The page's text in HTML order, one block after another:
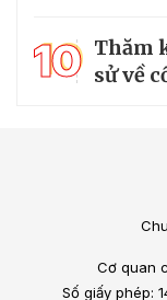
10 Thăm
sử về
Cơ quan
Số giấy phép: